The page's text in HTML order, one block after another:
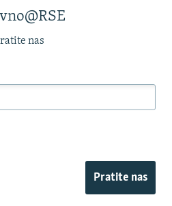
nas
Pratite nas